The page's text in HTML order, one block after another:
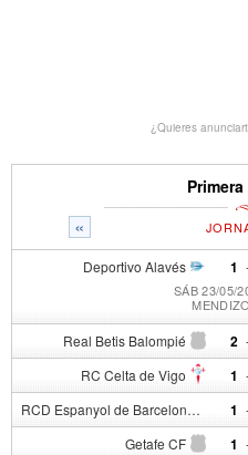
¿Quieres
«
Deportivo Alavés 1
SÁB 23/05/
Real Betis Balompié 2
RC Celta de Vigo 1
RCD Espanyol de Barcelona 1
Getafe CF 1